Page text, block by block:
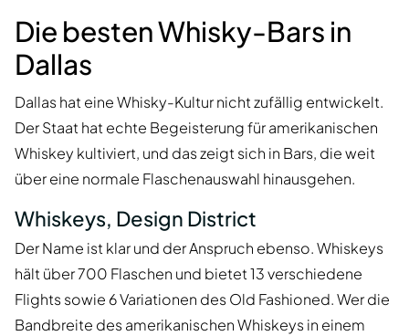
Die besten Whisky-Bars in
Dallas
Dallas hat eine Whisky-Kultur nicht zufällig entwickelt.
Der Staat hat echte Begeisterung für amerikanischen
Whiskey kultiviert, und das zeigt sich in Bars, die weit
über eine normale Flaschenauswahl hinausgehen.
Whiskeys, Design District
Der Name ist klar und der Anspruch ebenso. Whiskeys
hält über 700 Flaschen und bietet 13 verschiedene
Flights sowie 6 Variationen des Old Fashioned. Wer die
Bandbreite des amerikanischen Whiskeys in einem